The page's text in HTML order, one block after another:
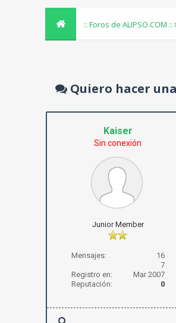
:: Foros de ALIPSO.COM ::
Quiero hacer
Kaiser
Sin conexión
Junior Member
Mensajes:
16
7
Registro en:
Mar 2007
Reputación:
0